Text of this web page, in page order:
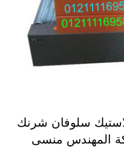
سلوفان شرنك